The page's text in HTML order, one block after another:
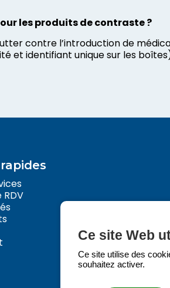
les produits de contraste ?
contre l’introduction de
et identifiant unique sur les
Ce site Web
Ce site utilise des
souhaitez activer.